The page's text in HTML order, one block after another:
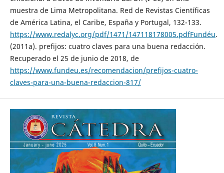
muestra de Lima Metropolitana. Red de Revistas Científicas
de América Latina, el Caribe, España y Portugal, 132-133.
https://www.redalyc.org/pdf/1471/147118178005.pdfFundéu.
(2011a). prefijos: cuatro claves para una buena redacción.
Recuperado el 25 de junio de 2018, de
https://www.fundeu.es/recomendacion/prefijos-cuatro-
claves-para-una-buena-redaccion-817/